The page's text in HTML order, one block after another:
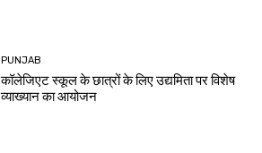
PUNJAB
कॉलेजिएट स्कूल के छात्रों के लिए उद्यमिता पर विशेष
व्याख्यान का आयोजन